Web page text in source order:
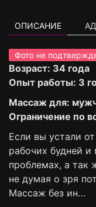
ОПИСАНИЕ
Фото не
Возраст: 34 года
Опыт работы: 3
Массаж для:
Ограничение по
Если вы устали
рабочих будней и
проблемах, а так
не думая о зря
Массаж без ин…